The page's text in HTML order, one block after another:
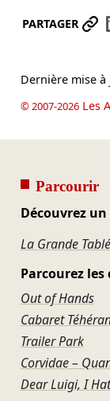
PARTAGER
Dernière mise
© 2007-2026Les
Parcourir
Découvrez
La Grande
Parcourez les
Out of Hands
Cabaret
Trailer Park
Corvidae –
Dear Luigi, I